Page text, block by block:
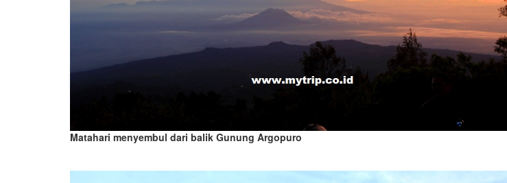
Matahari menyembul dari balik Gunung Argopuro